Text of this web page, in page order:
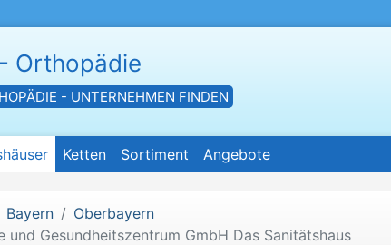
Orthopädie
- UNTERNEHMEN FINDEN
Ketten Sortiment Angebote
Bayern
Oberbayern
und Gesundheitszentrum GmbH Das Sanitätshaus